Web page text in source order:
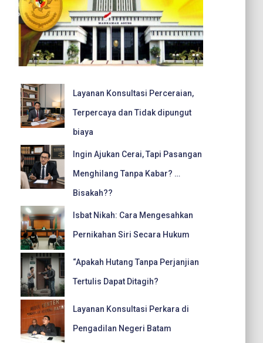
Layanan Konsultasi Perceraian,
Terpercaya dan Tidak dipungut
biaya
Ingin Ajukan Cerai, Tapi Pasangan
Menghilang Tanpa Kabar? …
Bisakah??
Isbat Nikah: Cara Mengesahkan
Pernikahan Siri Secara Hukum
“Apakah Hutang Tanpa Perjanjian
Tertulis Dapat Ditagih?
Layanan Konsultasi Perkara di
Pengadilan Negeri Batam